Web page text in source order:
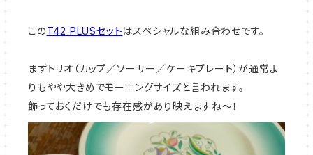
このT42 PLUSセット はスペシャルな組み合わせです。
まずトリオ（カップ／ソーサー／ケーキプレート）が通常よ
りもやや大きめでモーニングサイズと言われます。
飾っておくだけでも存在感があり映えますね～！